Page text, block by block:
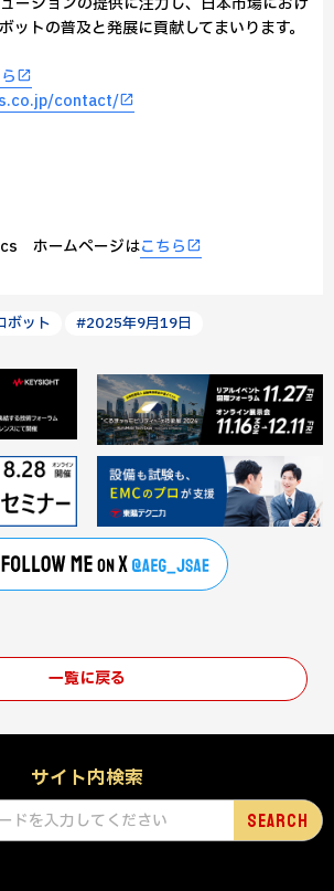
ットの普及と発展に貢献してまいります。
contact/
ホームページはこちら
ボット #2025年9月19日
一覧に戻る
サイト内検索